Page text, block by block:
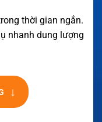
thời gian ngắn.
nhanh dung lượng
↓